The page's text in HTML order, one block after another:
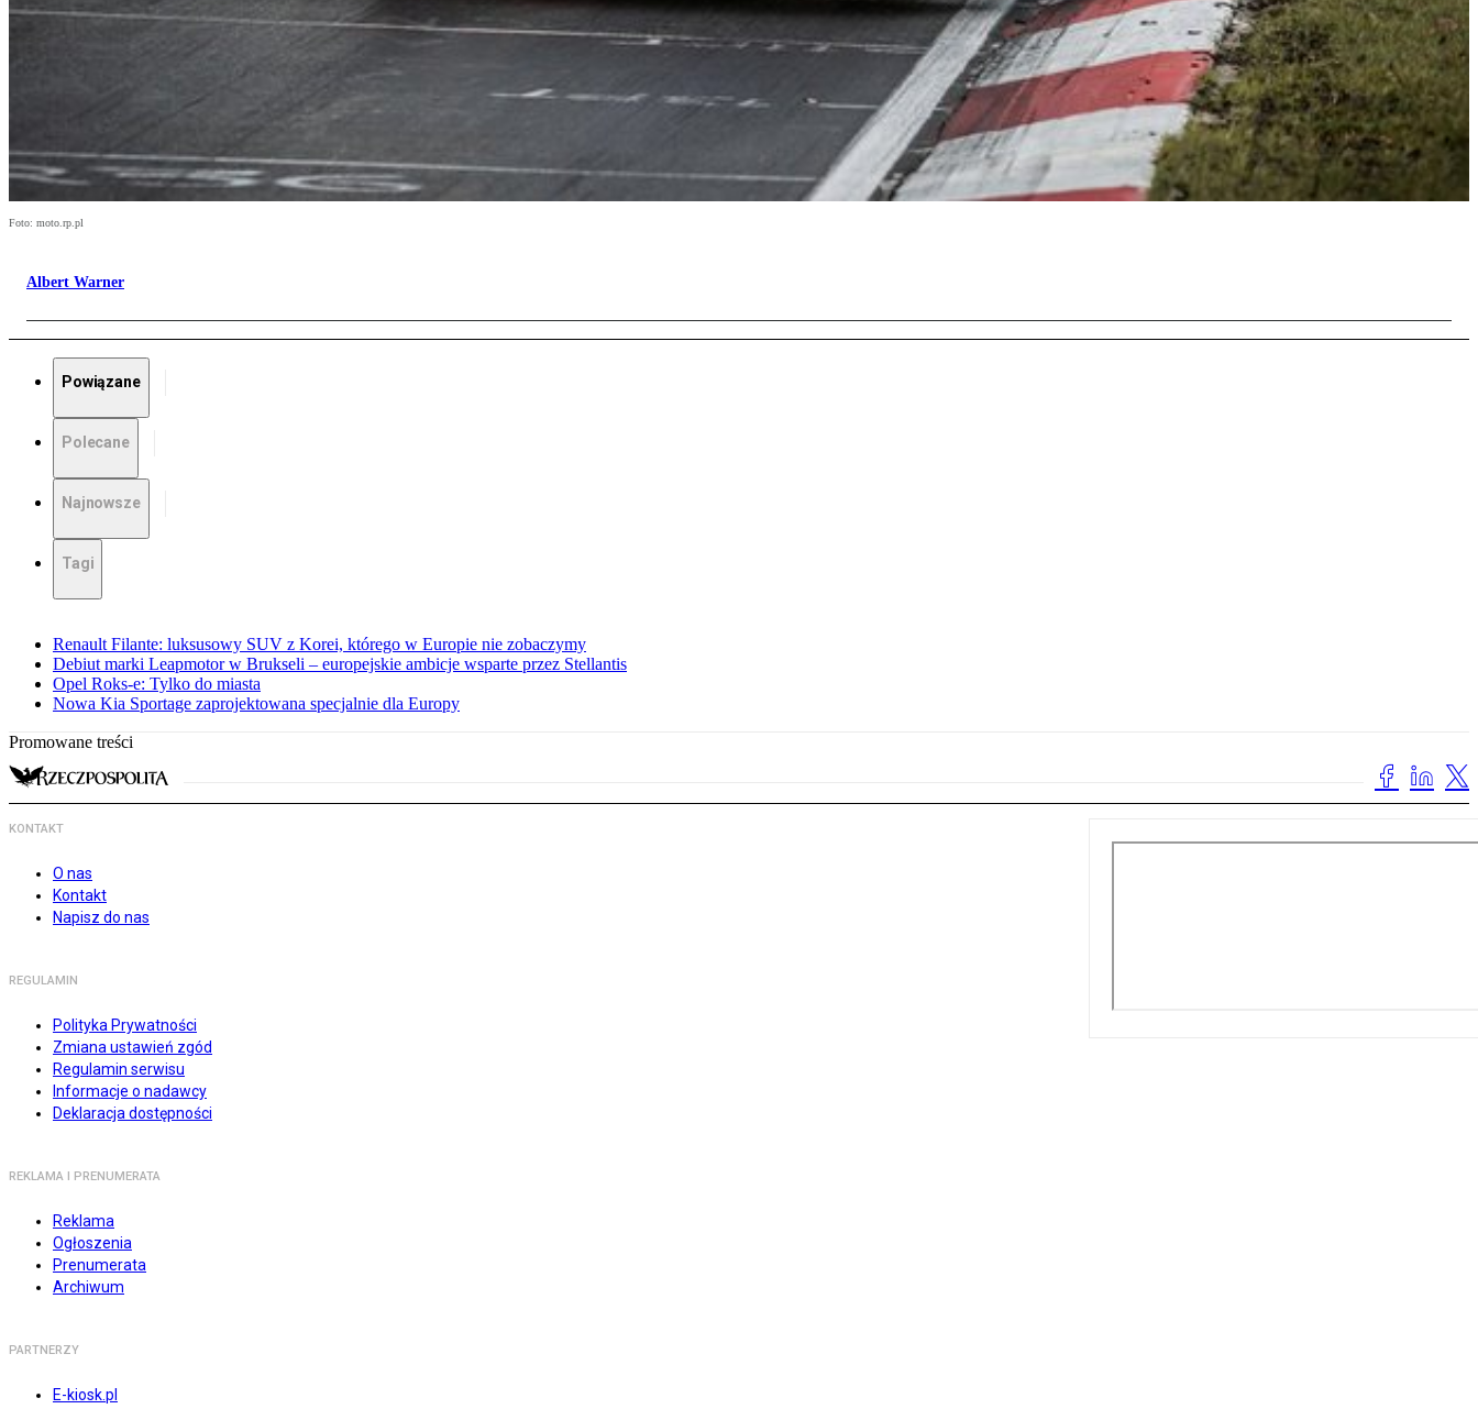
Foto: moto.rp.pl
Albert Warner
Powiązane
Polecane
Najnowsze
Tagi
Renault Filante: luksusowy SUV z Korei, którego w Europie nie zobaczymy
Debiut marki Leapmotor w Brukseli – europejskie ambicje wsparte przez Stellantis
Opel Roks-e: Tylko do miasta
Nowa Kia Sportage zaprojektowana specjalnie dla Europy
Promowane treści
KONTAKT
O nas
Kontakt
Napisz do nas
REGULAMIN
Polityka Prywatności
Zmiana ustawień zgód
Regulamin serwisu
Informacje o nadawcy
Deklaracja dostępności
REKLAMA I PRENUMERATA
Reklama
Ogłoszenia
Prenumerata
Archiwum
PARTNERZY
E-kiosk.pl